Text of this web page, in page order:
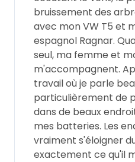
Récits d'aventures
Bons cadeaux
À propos de nous
Shop
Contact
bruissement des
avec mon VW T5 et
espagnol Ragnar.
seul, ma femme et
m'accompagnent.
travail où je parle
particulièrement de
dans de beaux
mes batteries. Les
vraiment s'éloigner
exactement ce qu'il